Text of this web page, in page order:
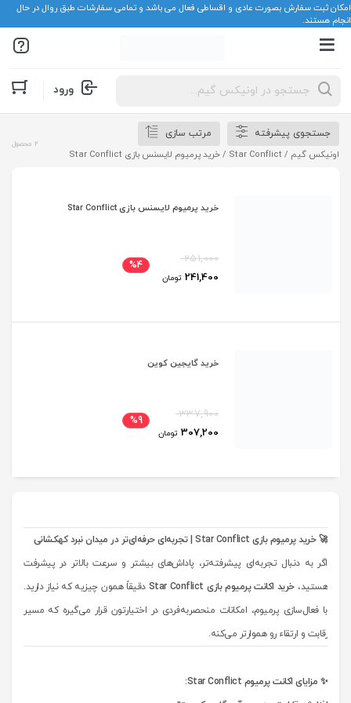
امکان ثبت سفارش بصورت عادی و اقساطی فعال می باشد و تمامی سفارشات طبق روال در حال
انجام هستند.
Products
search
ورود
جستجوی پیشرفته
مرتب سازی
اونیکس گیم /
Star Conflict / خرید پرمیوم لایسنس بازی Star Conflict
2 محصول
خرید پرمیوم لایسنس بازی Star Conflict
251,000
241,400 تومان
%4
خرید گایجین کوین
337,900
307,200 تومان
%9
🚀 خرید پرمیوم بازی Star Conflict | تجربه‌ای حرفه‌ای‌تر در میدان نبرد کهکشانی
اگر به دنبال تجربه‌ای پیشرفته‌تر، پاداش‌های بیشتر و سرعت بالاتر در پیشرفت
هستید،خرید اکانت پرمیوم بازی Star Conflict
دقیقاً همون چیزیه که نیاز دارید.
با فعال‌سازی پرمیوم، امکانات منحصر‌به‌فردی در اختیارتون قرار می‌گیره که مسیر
رقابت و ارتقاء رو هموارتر می‌کنه.
✨ مزایای اکانت پرمیوم Star Conflict: